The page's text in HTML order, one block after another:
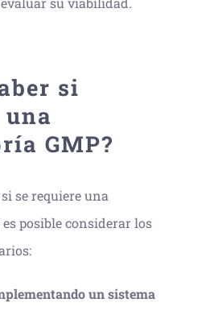
si
GMP?
se requiere una
posible considerar los
un sistema